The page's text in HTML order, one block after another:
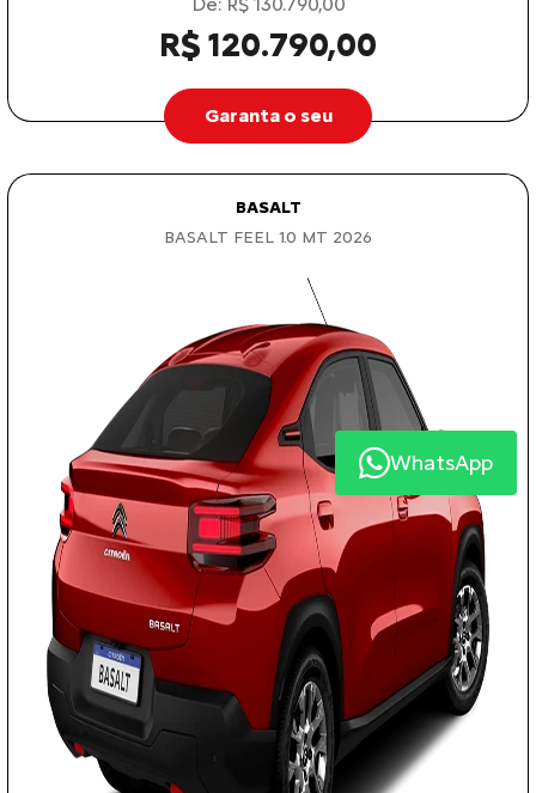
R$ 120.790,00
Garanta o seu
BASALT
BASALT FEEL 1.0 MT 2026
WhatsApp